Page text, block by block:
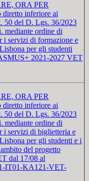
ORA PER
inferiore ai
50 del D. Lgs. 36/2023
mediante ordine di
i servizi di formazione e
per gli studenti
2021-2027 VET
ORA PER
inferiore ai
50 del D. Lgs. 36/2023
mediante ordine di
i servizi di biglietteria e
per gli studenti e i
del progetto
dal 17/08 al
IT01-KA121-VET-